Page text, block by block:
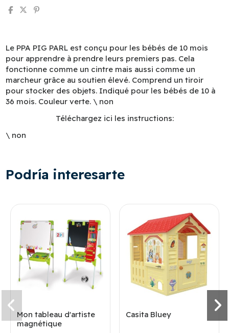
Le PPA PIG PARL est conçu pour les bébés de 10 mois
pour apprendre à prendre leurs premiers pas. Cela
fonctionne comme un cintre mais aussi comme un
marcheur grâce au soutien élevé. Comprend un tiroir
pour stocker des objets. Indiqué pour les bébés de 10 à
36 mois. Couleur verte. \ non
Téléchargez ici les instructions:
\ non
Podría interesarte
Mon tableau d'artiste
magnétique
Casita Bluey